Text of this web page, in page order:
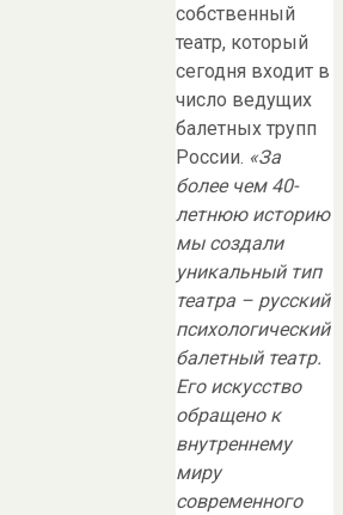
собственный
театр, который
сегодня входит в
число ведущих
балетных трупп
России. «За
более чем 40-
летнюю историю
мы создали
уникальный тип
театра – русский
психологический
балетный театр.
Его искусство
обращено к
внутреннему
миру
современного